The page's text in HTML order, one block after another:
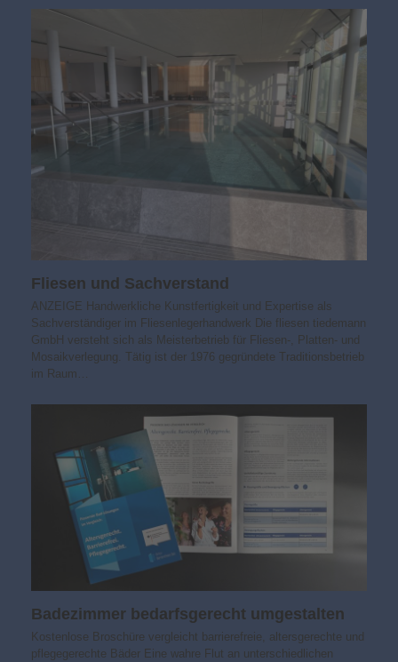
Fliesen und Sachverstand
ANZEIGE Handwerkliche Kunstfertigkeit und Expertise als
Sachverständiger im Fliesenlegerhandwerk Die fliesen tiedemann
GmbH versteht sich als Meisterbetrieb für Fliesen-, Platten- und
Mosaikverlegung. Tätig ist der 1976 gegründete Traditionsbetrieb
im Raum…
Badezimmer bedarfs­gerecht umgestalten
Kostenlose Broschüre vergleicht barrierefreie, altersgerechte und
pflegegerechte Bäder Eine wahre Flut an unterschiedlichen